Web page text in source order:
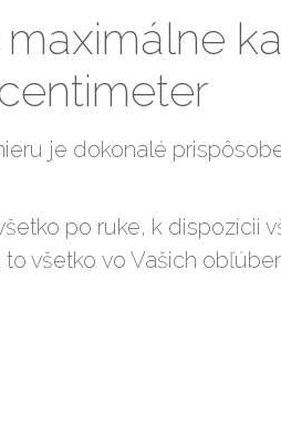
je dokonalé
po ruke, k dispozícii
všetko vo Vašich